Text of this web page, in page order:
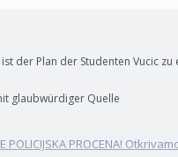
der Plan der Studenten Vucic
glaubwürdiger Quelle
PROCENA! Otkrivamo koliko se ljudi okupilo na antisrpskim protestima